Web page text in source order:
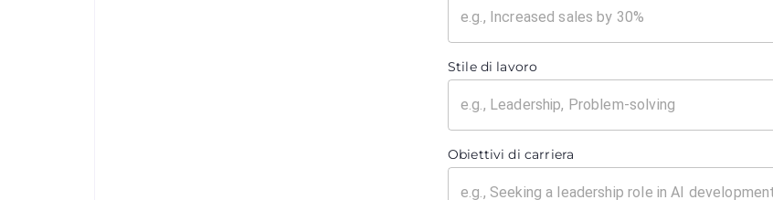
Stile di lavoro
Obiettivi di carriera